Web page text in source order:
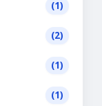
(1)
(2)
(1)
(1)